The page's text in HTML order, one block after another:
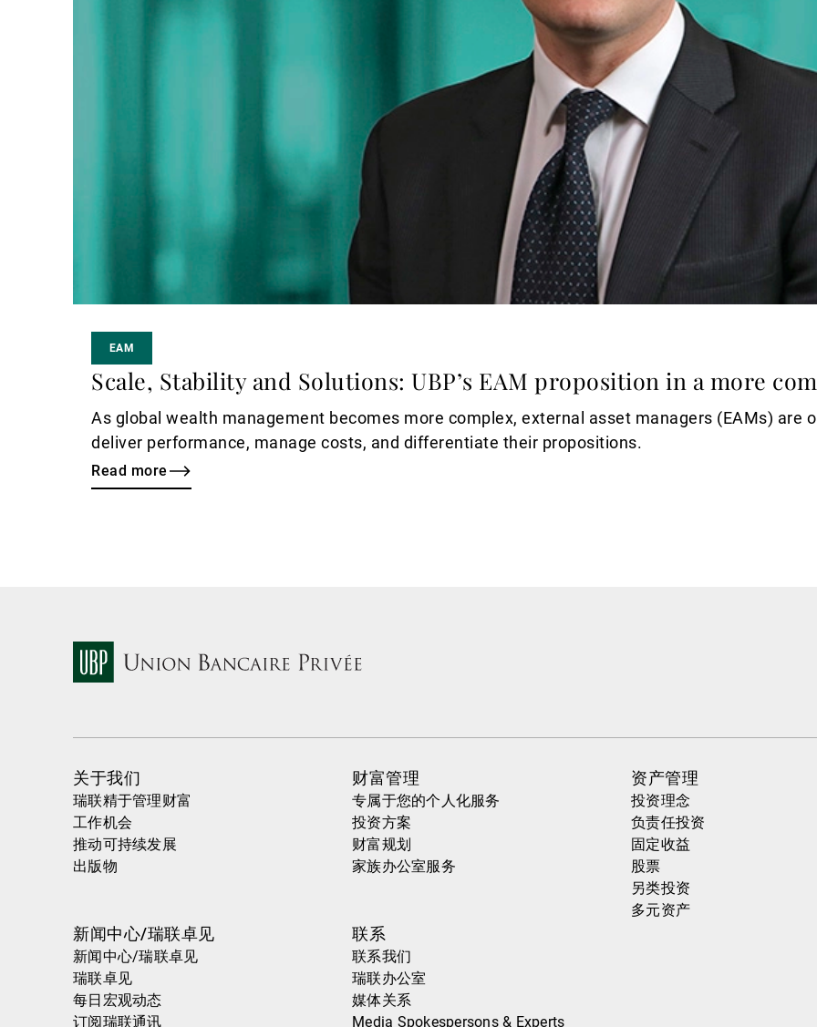
EAM
Scale, Stability and Solutions: UBP’s EAM proposition in a more
As global wealth management becomes more complex, external asset managers (EAMs) are
deliver performance, manage costs, and differentiate their propositions.
Read more
关于我们
瑞联精于管理财富
工作机会
推动可持续发展
出版物
财富管理
专属于您的个人化服务
投资方案
财富规划
家族办公室服务
资产管理
投资理念
负责任投资
固定收益
股票
另类投资
多元资产
新闻中心/瑞联卓见
新闻中心/瑞联卓见
瑞联卓见
每日宏观动态
订阅瑞联通讯
联系
联系我们
瑞联办公室
媒体关系
Media Spokespersons & Experts